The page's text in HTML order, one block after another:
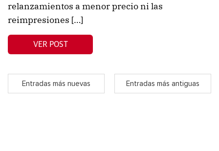
relanzamientos a menor precio ni las
reimpresiones […]
VER POST
Entradas más nuevas Entradas más antiguas